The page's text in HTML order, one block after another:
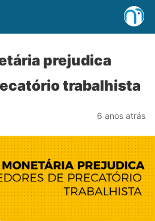
prejudica
trabalhista
6 anos atrás